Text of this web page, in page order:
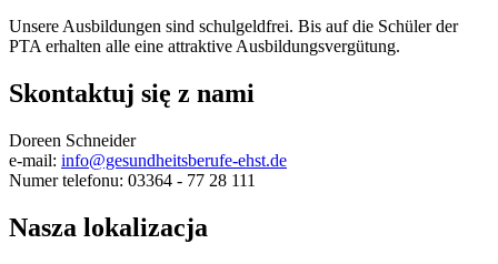
Unsere Ausbildungen sind schulgeldfrei. Bis auf die Schüler der
PTA erhalten alle eine attraktive Ausbildungsvergütung.
Skontaktuj się z nami
Doreen Schneider
e-mail: info@gesundheitsberufe-ehst.de
Numer telefonu: 03364 - 77 28 111
Nasza lokalizacja